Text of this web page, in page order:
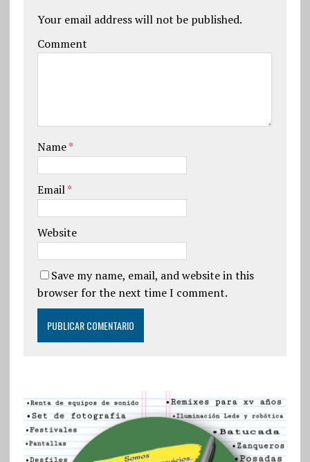
Your email address will not be published.
Comment
Name*
Email*
Website
Save my name, email, and website in this
browser for the next time I comment.